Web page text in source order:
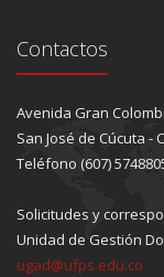
Contactos
Avenida Gran
San José de Cúcuta -
Teléfono (607)
Solicitudes y
Unidad de Gestión
ugad@ufps.edu.co